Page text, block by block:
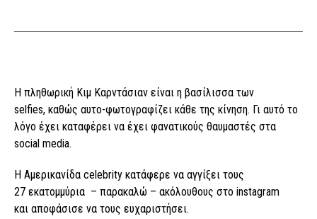
Η πληθωρική Κιμ Καρντάσιαν είναι η βασίλισσα των
selfies, καθώς αυτο-φωτογραφίζει κάθε της κίνηση. Γι αυτό το
λόγο έχει καταφέρει να έχει φανατικούς θαυμαστές στα
social media.
H Αμερικανίδα celebrity κατάφερε να αγγίξει τους
27 εκατομμύρια – παρακαλώ – ακόλουθους στο instagram
και αποφάσισε να τους ευχαριστήσει.